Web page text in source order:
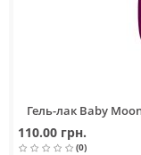
Гель-лак Baby
110.00 грн.
(0)